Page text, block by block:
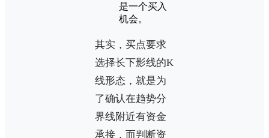
是一个买入
机会。
其实，买点要求
选择长下影线的K
线形态，就是为
了确认在趋势分
界线附近有资金
承接，而判断资